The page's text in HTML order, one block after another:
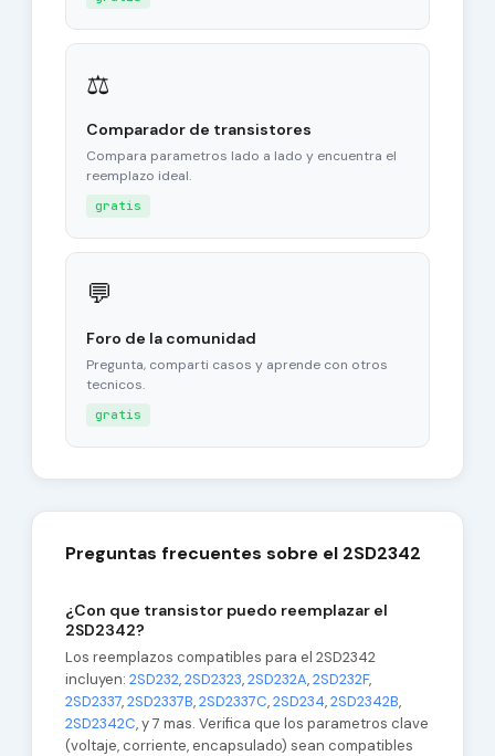
⚖
Comparador de transistores
Compara parametros lado a lado y encuentra el
reemplazo ideal.
gratis
💬
Foro de la comunidad
Pregunta, comparti casos y aprende con otros
tecnicos.
gratis
Preguntas frecuentes sobre el 2SD2342
¿Con que transistor puedo reemplazar el
2SD2342?
Los reemplazos compatibles para el 2SD2342
incluyen: 2SD232,2SD2323,2SD232A,2SD232F,
2SD2337,2SD2337B,2SD2337C,2SD234,2SD2342B,
2SD2342C, y 7 mas. Verifica que los parametros clave
(voltaje, corriente, encapsulado) sean compatibles